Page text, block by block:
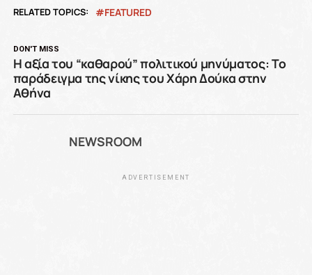
RELATED TOPICS: FEATURED
DON'T MISS
Η αξία του “καθαρού” πολιτικού μηνύματος: Το
παράδειγμα της νίκης του Χάρη Δούκα στην
Αθήνα
NEWSROOM
ADVERTISEMENT